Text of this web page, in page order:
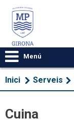
Menú
Inici Serveis
Cuina